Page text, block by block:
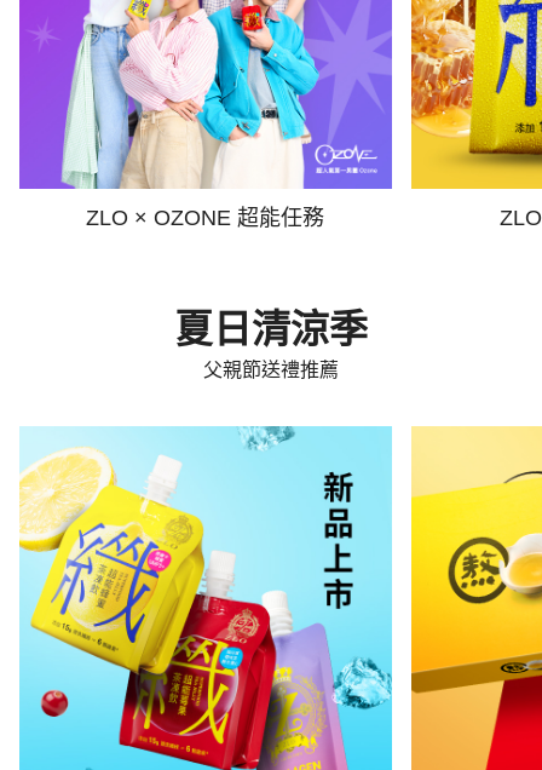
ZLO × OZONE 超能任務
夏日清涼季
父親節送禮推薦